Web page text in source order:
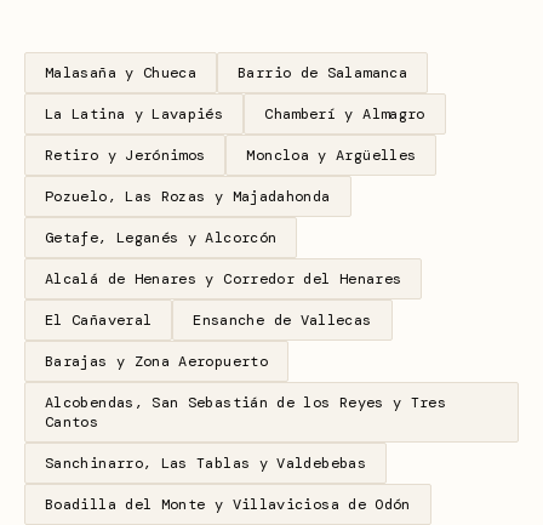
Malasaña y Chueca Barrio de Salamanca
La Latina y Lavapiés Chamberí y Almagro
Retiro y Jerónimos Moncloa y Argüelles
Pozuelo, Las Rozas y Majadahonda
Getafe, Leganés y Alcorcón
Alcalá de Henares y Corredor del Henares
El Cañaveral Ensanche de Vallecas
Barajas y Zona Aeropuerto
Alcobendas, San Sebastián de los Reyes y Tres
Cantos
Sanchinarro, Las Tablas y Valdebebas
Boadilla del Monte y Villaviciosa de Odón